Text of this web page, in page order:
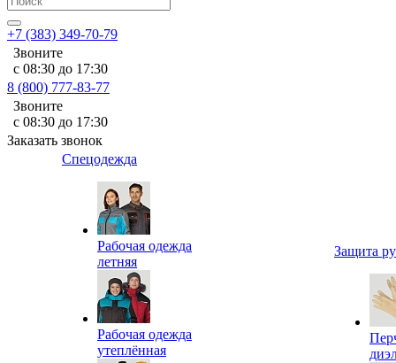
+7 (383) 349-70-79
Звоните
с 08:30 до 17:30
8 (800) 777-83-77
Звоните
с 08:30 до 17:30
Заказать звонок
Спецодежда
Рабочая одежда
летняя
Рабочая одежда
утеплённая
Защита